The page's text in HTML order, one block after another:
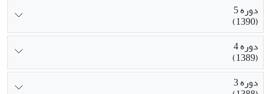
دوره 5
(1390)
دوره 4
(1389)
دوره 3